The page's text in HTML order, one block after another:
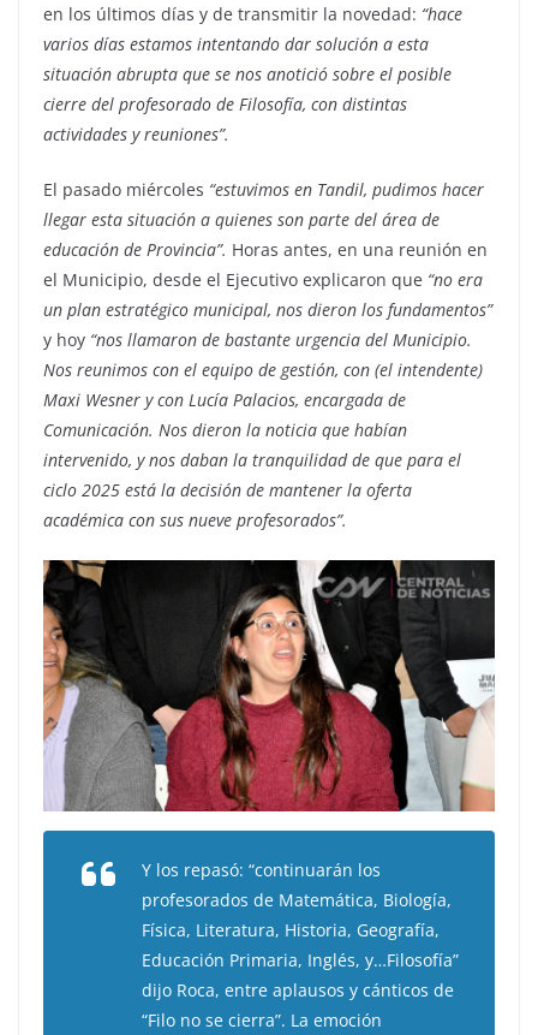
en los últimos días y de transmitir la novedad: “hace
varios días estamos intentando dar solución a esta
situación abrupta que se nos anotició sobre el posible
cierre del profesorado de Filosofía, con distintas
actividades y reuniones”.
El pasado miércoles “estuvimos en Tandil, pudimos hacer
llegar esta situación a quienes son parte del área de
educación de Provincia”. Horas antes, en una reunión en
el Municipio, desde el Ejecutivo explicaron que “no era
un plan estratégico municipal, nos dieron los fundamentos”
y hoy “nos llamaron de bastante urgencia del Municipio.
Nos reunimos con el equipo de gestión, con (el intendente)
Maxi Wesner y con Lucía Palacios, encargada de
Comunicación. Nos dieron la noticia que habían
intervenido, y nos daban la tranquilidad de que para el
ciclo 2025 está la decisión de mantener la oferta
académica con sus nueve profesorados”.
Y los repasó: “continuarán los
profesorados de Matemática, Biología,
Física, Literatura, Historia, Geografía,
Educación Primaria, Inglés, y…Filosofía”
dijo Roca, entre aplausos y cánticos de
“Filo no se cierra”. La emoción